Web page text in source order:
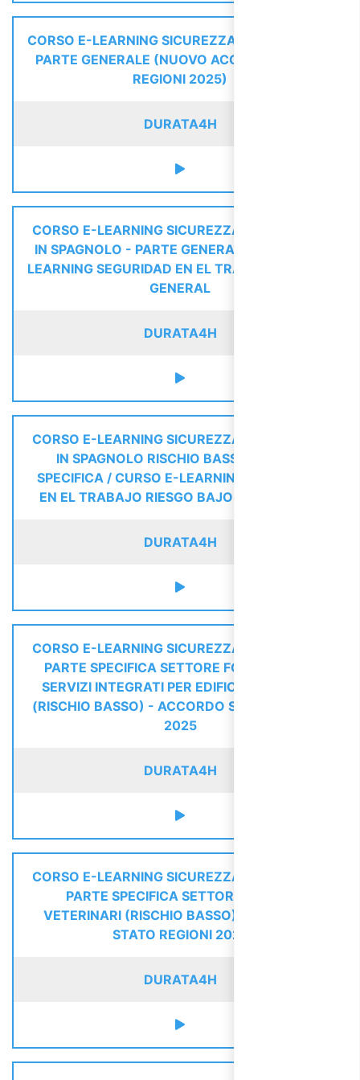
CORSO E-LEARNING SICUREZZA LAVORATORI -
PARTE GENERALE (NUOVO ACCORDO STATO
REGIONI 2025)
DURATA4H
CORSO E-LEARNING SICUREZZA LAVORATORI
IN SPAGNOLO - PARTE GENERALE / CURSO E-
LEARNING SEGURIDAD EN EL TRABAJO - PARTE
GENERAL
DURATA4H
CORSO E-LEARNING SICUREZZA LAVORATORI
IN SPAGNOLO RISCHIO BASSO - PARTE
SPECIFICA / CURSO E-LEARNING SEGURIDAD
EN EL TRABAJO RIESGO BAJO - ESPECIFICA
DURATA4H
CORSO E-LEARNING SICUREZZA LAVORATORI
PARTE SPECIFICA SETTORE FORNITURA DI
SERVIZI INTEGRATI PER EDIFICI E PAESAGGI
(RISCHIO BASSO) - ACCORDO STATO REGIONI
2025
DURATA4H
CORSO E-LEARNING SICUREZZA LAVORATORI
PARTE SPECIFICA SETTORE SERVIZI
VETERINARI (RISCHIO BASSO) - ACCORDO
STATO REGIONI 2025
DURATA4H